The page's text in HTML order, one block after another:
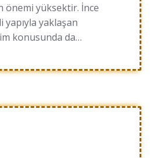
önemi yüksektir. İnce
yaklaşan
konusunda da…